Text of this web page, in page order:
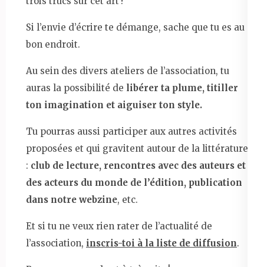
Si l’envie d’écrire te démange, sache que tu es au
bon endroit.
Au sein des divers ateliers de l’association, tu
auras la possibilité de libérer ta plume, titiller
ton imagination et aiguiser ton style.
Tu pourras aussi participer aux autres activités
proposées et qui gravitent autour de la littérature
: club de lecture, rencontres avec des auteurs et
des acteurs du monde de l’édition, publication
dans notre webzine, etc.
Et si tu ne veux rien rater de l’actualité de
l’association, inscris-toi à la liste de diffusion.